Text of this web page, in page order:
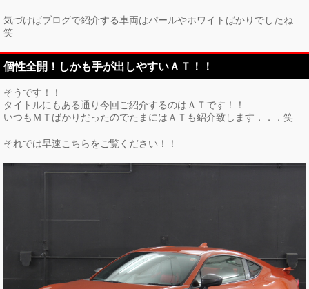
気づけばブログで紹介する車両はパールやホワイトばかりでしたね…
笑
個性全開！しかも手が出しやすいＡＴ！！
そうです！！
タイトルにもある通り今回ご紹介するのはＡＴです！！
いつもＭＴばかりだったのでたまにはＡＴも紹介致します．．．笑
それでは早速こちらをご覧ください！！